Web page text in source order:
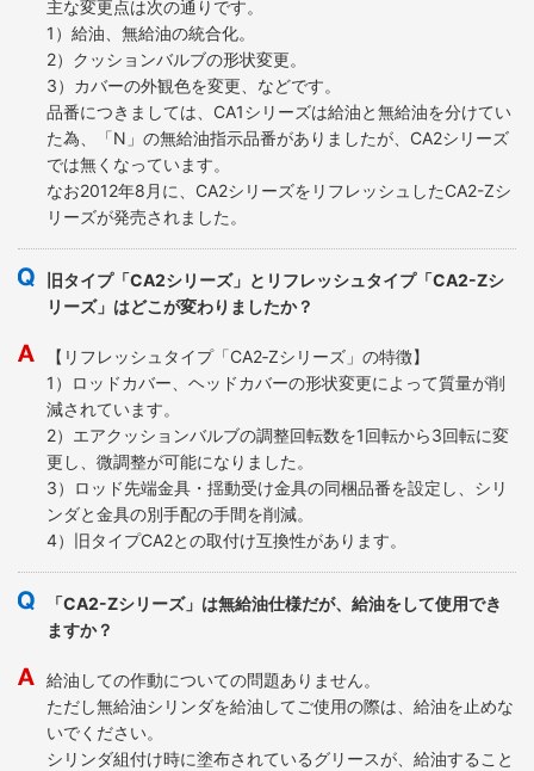
主な変更点は次の通りです。
1）給油、無給油の統合化。
2）クッションバルブの形状変更。
3）カバーの外観色を変更、などです。
品番につきましては、CA1シリーズは給油と無給油を分けてい
た為、「N」の無給油指示品番がありましたが、CA2シリーズ
では無くなっています。
なお2012年8月に、CA2シリーズをリフレッシュしたCA2-Zシ
リーズが発売されました。
旧タイプ「CA2シリーズ」とリフレッシュタイプ「CA2-Zシ
リーズ」はどこが変わりましたか？
【リフレッシュタイプ「CA2‐Zシリーズ」の特徴】
1）ロッドカバー、ヘッドカバーの形状変更によって質量が削
減されています。
2）エアクッションバルブの調整回転数を1回転から3回転に変
更し、微調整が可能になりました。
3）ロッド先端金具・揺動受け金具の同梱品番を設定し、シリ
ンダと金具の別手配の手間を削減。
4）旧タイプCA2との取付け互換性があります。
「CA2-Zシリーズ」は無給油仕様だが、給油をして使用でき
ますか？
給油しての作動についての問題ありません。
ただし無給油シリンダを給油してご使用の際は、給油を止めな
いでください。
シリンダ組付け時に塗布されているグリースが、給油すること